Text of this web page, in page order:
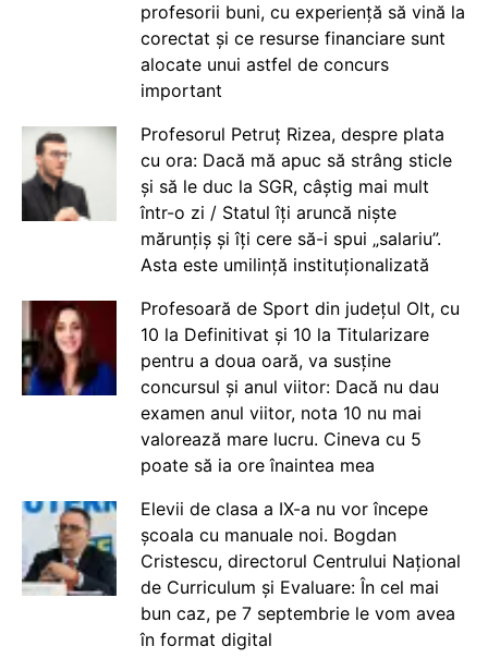
profesorii buni, cu experiență să vină la
corectat și ce resurse financiare sunt
alocate unui astfel de concurs
important
Profesorul Petruț Rizea, despre plata
cu ora: Dacă mă apuc să strâng sticle
și să le duc la SGR, câștig mai mult
într-o zi / Statul îți aruncă niște
mărunțiș și îți cere să-i spui „salariu”.
Asta este umilință instituționalizată
Profesoară de Sport din județul Olt, cu
10 la Definitivat și 10 la Titularizare
pentru a doua oară, va susține
concursul și anul viitor: Dacă nu dau
examen anul viitor, nota 10 nu mai
valorează mare lucru. Cineva cu 5
poate să ia ore înaintea mea
Elevii de clasa a IX-a nu vor începe
școala cu manuale noi. Bogdan
Cristescu, directorul Centrului Național
de Curriculum și Evaluare: În cel mai
bun caz, pe 7 septembrie le vom avea
în format digital